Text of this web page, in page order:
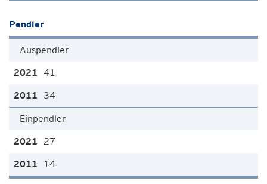
Pendler
Auspendler
41
34
Einpendler
27
14